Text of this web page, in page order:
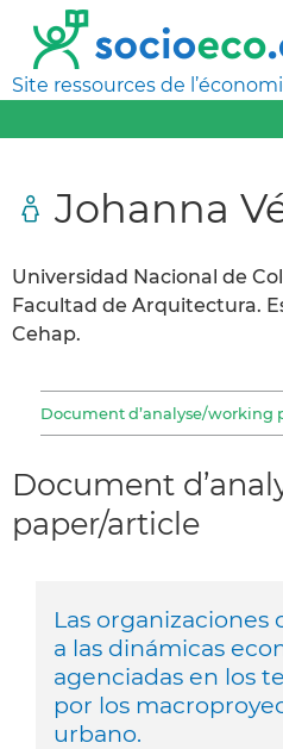
Site ressources de
Johanna
Universidad Nacional de
Facultad de Arquitectura.
Cehap.
Document d’analyse/working
Document
paper/article
Las
a las dinámicas
agenciadas en los
por los
urbano.